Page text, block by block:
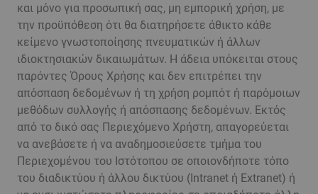
και μόνο για προσωπική σας, μη εμπορική χρήση, με
την προϋπόθεση ότι θα διατηρήσετε άθικτο κάθε
κείμενο γνωστοποίησης πνευματικών ή άλλων
ιδιοκτησιακών δικαιωμάτων. Η άδεια υπόκειται στους
παρόντες Όρους Χρήσης και δεν επιτρέπει την
απόσπαση δεδομένων ή τη χρήση ρομπότ ή παρόμοιων
μεθόδων συλλογής ή απόσπασης δεδομένων. Εκτός
από το δικό σας Περιεχόμενο Χρήστη, απαγορεύεται
να ανεβάσετε ή να αναδημοσιεύσετε τμήμα του
Περιεχομένου του Ιστότοπου σε οποιονδήποτε τόπο
του διαδικτύου ή άλλου δικτύου (Intranet ή Extranet) ή